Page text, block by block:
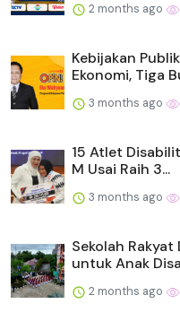
2 months ago
Kebijakan
Ekonomi, Tiga
3 months ago
15 Atlet
M Usai Raih 3...
3 months ago
Sekolah
untuk Anak
2 months ago